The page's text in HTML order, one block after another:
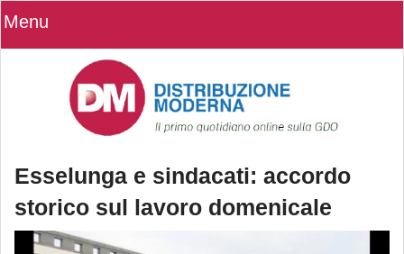
Menu
Esselunga e sindacati: accordo
storico sul lavoro domenicale